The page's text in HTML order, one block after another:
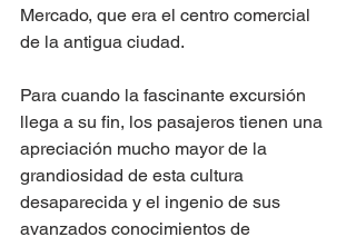
Mercado, que era el centro comercial
de la antigua ciudad.
Para cuando la fascinante excursión
llega a su fin, los pasajeros tienen una
apreciación mucho mayor de la
grandiosidad de esta cultura
desaparecida y el ingenio de sus
avanzados conocimientos de